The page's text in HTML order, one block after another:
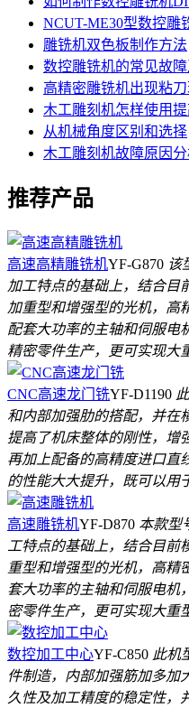
NCUT-ME30型数控雕
雕铣机双色板制作方法
数控雕铣机的常见故
高精密雕铣机出现粘
木工雕刻机怎样使用提
从机械角度区别和选择
木工雕刻机故障原因
推荐产品
高速高精雕铣机YF-G870 该
加工特点的基础上，结合目
加重型和增强型的光机，高
配套大功率的主轴和伺服电
精密零件生产，更可实现大
CNC高速龙门铣YF-D1190
和内部加强肋的搭配，并在
提高了机床整体的刚性，增
再加上配备的高精度进口直
的性能大大提升，既可以用
高速雕铣机YF-D870 本款型
工特点的基础上，结合目前
重型和增强型的光机，高精
套大功率的主轴和伺服电机
密零件生产，更可实现大重
数控加工中心YF-C850 此机
件制造，内部加强筋加多加
久性及加工精度的稳定性，